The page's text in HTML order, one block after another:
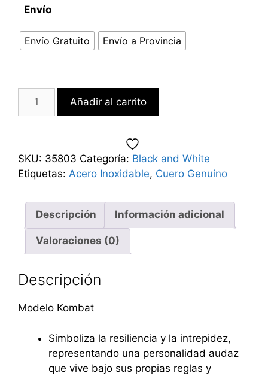
Envío
Envío Gratuito Envío a Provincia
Añadir al carrito
SKU: 35803 Categoría: Black and White
Etiquetas: Acero Inoxidable, Cuero Genuino
Descripción Información adicional
Valoraciones (0)
Descripción
Modelo Kombat
Simboliza la resiliencia y la intrepidez,
representando una personalidad audaz
que vive bajo sus propias reglas y